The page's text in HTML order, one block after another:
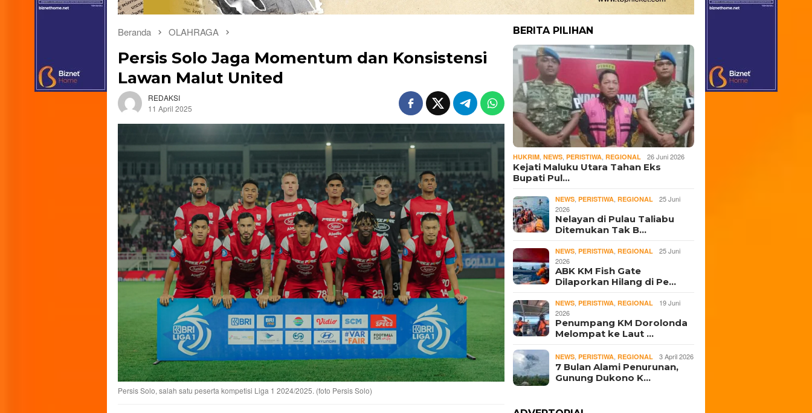
Beranda OLAHRAGA
Persis Solo Jaga Momentum dan Konsistensi
Lawan Malut United
REDAKSI
11 April 2025
Persis Solo, salah satu peserta kompetisi Liga 1 2024/2025. (foto Persis Solo)
BERITA PILIHAN
HUKRIM ,NEWS ,PERISTIWA ,REGIONAL 26 Juni 2026
Kejati Maluku Utara Tahan Eks
Bupati Pul…
NEWS ,PERISTIWA ,REGIONAL
25 Juni
2026
Nelayan di Pulau Taliabu
Ditemukan Tak B…
NEWS ,PERISTIWA ,REGIONAL
25 Juni
2026
ABK KM Fish Gate
Dilaporkan Hilang di Pe…
NEWS ,PERISTIWA ,REGIONAL
19 Juni
2026
Penumpang KM Dorolonda
Melompat ke Laut …
NEWS ,PERISTIWA ,REGIONAL 3 April 2026
7 Bulan Alami Penurunan,
Gunung Dukono K…